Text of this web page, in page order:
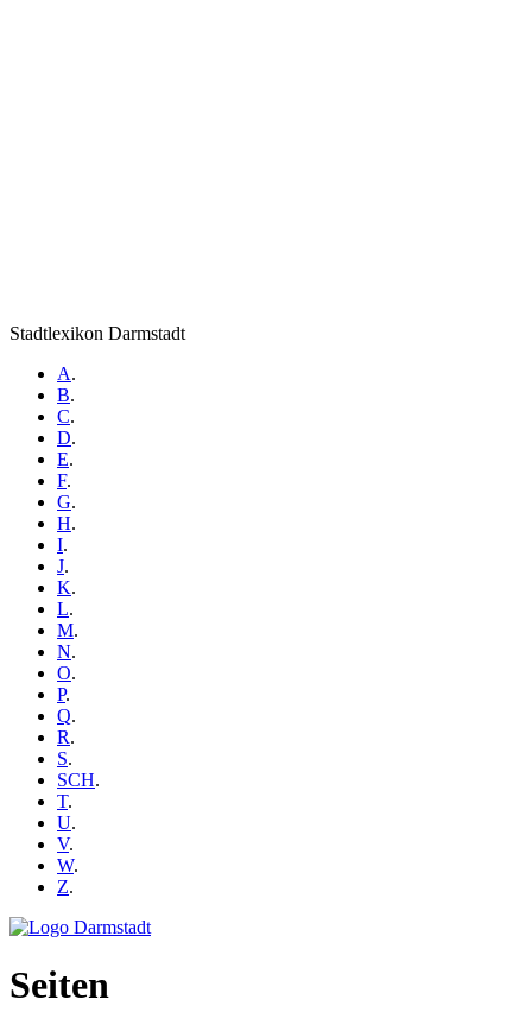
Stadtlexikon Darmstadt
A.
B.
C.
D.
E.
F.
G.
H.
I.
J.
K.
L.
M.
N.
O.
P.
Q.
R.
S.
SCH.
T.
U.
V.
W.
Z.
Seiten